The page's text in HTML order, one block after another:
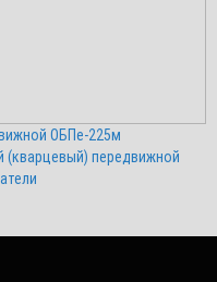
ОБПе-225м
(кварцевый) передвижной